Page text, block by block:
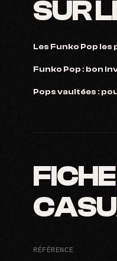
SUR
Les Funko Pop les
Funko Pop : bon
Pops vaultées :
FICHE
RÉFÉRENCE